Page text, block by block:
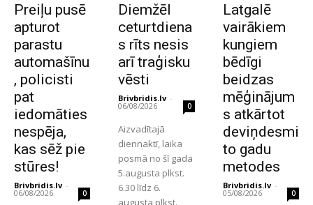
Preiļu pusē
apturot
parastu
automašīnu
, policisti
pat
iedomāties
nespēja,
kas sēž pie
stūres!
Brivbridis.lv -
06/08/2026 0
Diemžēl
ceturtdiena
s rīts nesis
arī traģisku
vēsti
Brivbridis.lv -
06/08/2026 0
Aizvadītajā
diennaktī, laika
posmā no šī gada
5.augusta plkst.
6.30 līdz 6.
augusta plkst.
Latgalē
vairākiem
kungiem
bēdīgi
beidzas
mēģinājum
s atkārtot
deviņdesmi
to gadu
metodes
Brivbridis.lv -
05/08/2026 0